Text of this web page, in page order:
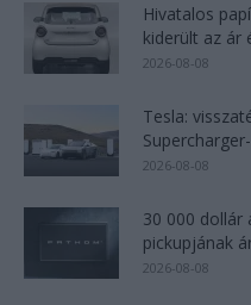
Hivatalos
kiderült az ár
2026-08-08
Tesla:
2026-08-08
30 000 dollár
pickupjának
2026-08-08